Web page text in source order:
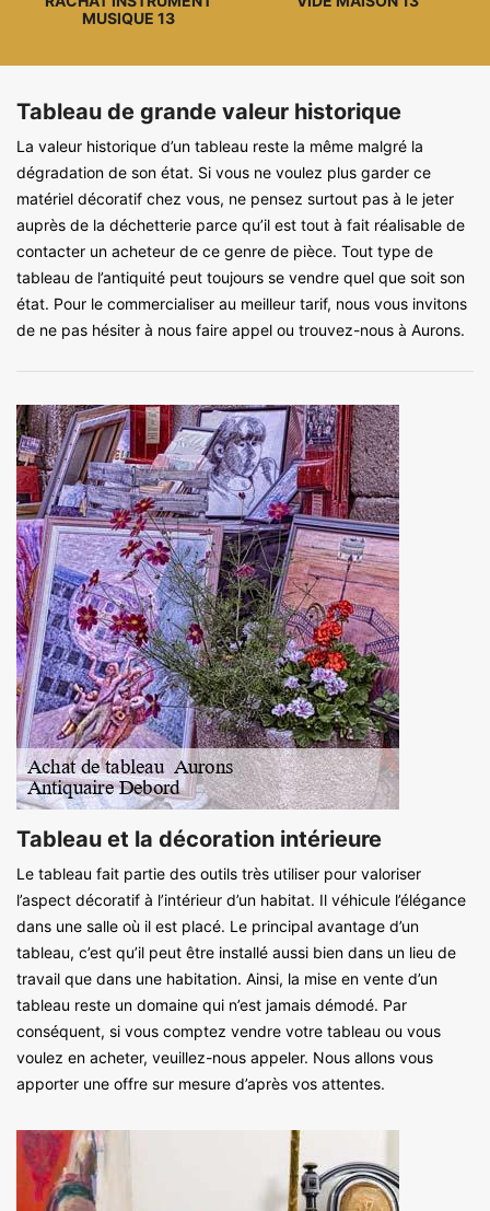
MUSIQUE 13
Tableau de grande valeur historique
La valeur historique d’un tableau reste la même malgré la
dégradation de son état. Si vous ne voulez plus garder ce
matériel décoratif chez vous, ne pensez surtout pas à le jeter
auprès de la déchetterie parce qu’il est tout à fait réalisable de
contacter un acheteur de ce genre de pièce. Tout type de
tableau de l’antiquité peut toujours se vendre quel que soit son
état. Pour le commercialiser au meilleur tarif, nous vous invitons
de ne pas hésiter à nous faire appel ou trouvez-nous à Aurons.
Tableau et la décoration intérieure
Le tableau fait partie des outils très utiliser pour valoriser
l’aspect décoratif à l’intérieur d’un habitat. Il véhicule l’élégance
dans une salle où il est placé. Le principal avantage d’un
tableau, c’est qu’il peut être installé aussi bien dans un lieu de
travail que dans une habitation. Ainsi, la mise en vente d’un
tableau reste un domaine qui n’est jamais démodé. Par
conséquent, si vous comptez vendre votre tableau ou vous
voulez en acheter, veuillez-nous appeler. Nous allons vous
apporter une offre sur mesure d’après vos attentes.